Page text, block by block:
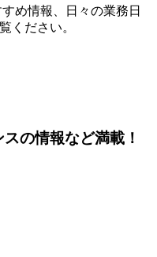
め情報、日々の業務日
ください。
の情報など満載！